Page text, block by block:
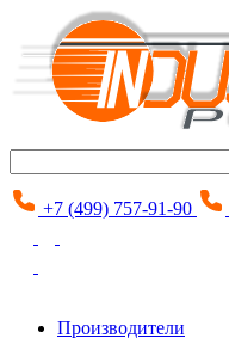
+7 (499) 757-91-90
Производители